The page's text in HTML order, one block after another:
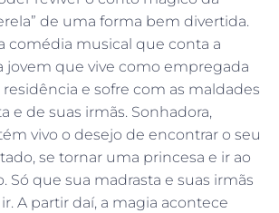
de uma forma bem divertida.
comédia musical que conta a
jovem que vive como empregada
e sofre com as maldades
e de suas irmãs. Sonhadora,
vivo o desejo de encontrar o seu
se tornar uma princesa e ir ao
Só que sua madrasta e suas irmãs
A partir daí, a magia acontece